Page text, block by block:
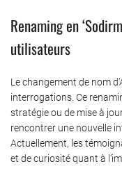
Renaming en
utilisateurs
Le changement de nom
interrogations. Ce
stratégie ou de mise à
rencontrer une nouvelle
Actuellement, les
et de curiosité quant à